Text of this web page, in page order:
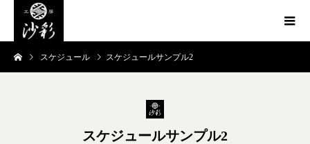
スケジュール スケジュールサンプル2
スケジュールサンプル2